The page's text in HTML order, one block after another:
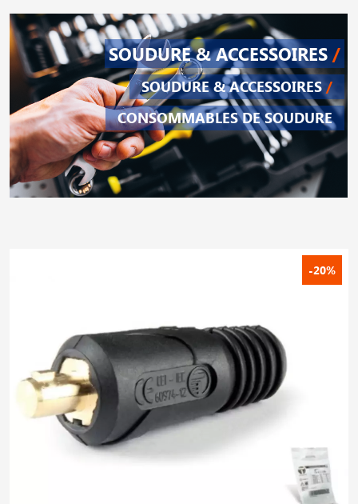
SOUDURE & ACCESSOIRES /
SOUDURE & ACCESSOIRES /
CONSOMMABLES DE SOUDURE
-20%